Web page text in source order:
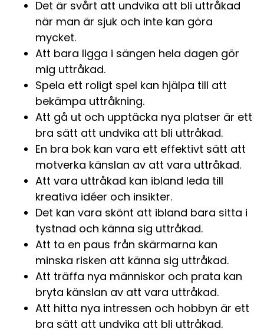
Det är svårt att undvika att bli uttråkad
när man är sjuk och inte kan göra
mycket.
Att bara ligga i sängen hela dagen gör
mig uttråkad.
Spela ett roligt spel kan hjälpa till att
bekämpa uttråkning.
Att gå ut och upptäcka nya platser är ett
bra sätt att undvika att bli uttråkad.
En bra bok kan vara ett effektivt sätt att
motverka känslan av att vara uttråkad.
Att vara uttråkad kan ibland leda till
kreativa idéer och insikter.
Det kan vara skönt att ibland bara sitta i
tystnad och känna sig uttråkad.
Att ta en paus från skärmarna kan
minska risken att känna sig uttråkad.
Att träffa nya människor och prata kan
bryta känslan av att vara uttråkad.
Att hitta nya intressen och hobbyn är ett
bra sätt att undvika att bli uttråkad.